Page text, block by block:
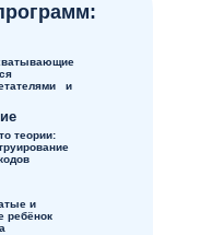
и
теории:
и
ребёнок